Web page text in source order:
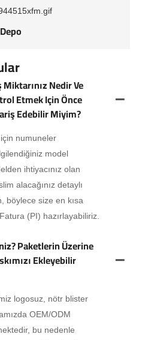
Depo
Nedir Ve
Etmek Için Önce
Edebilir Miyim?
numuneler
model
ihtiyacınız olan
alacağınız detaylı
böylece size en kısa
(PI) hazırlayabiliriz.
Paketlerin Üzerine
Ekleyebilir
logosuz, nötr blister
OEM/ODM
bu nedenle